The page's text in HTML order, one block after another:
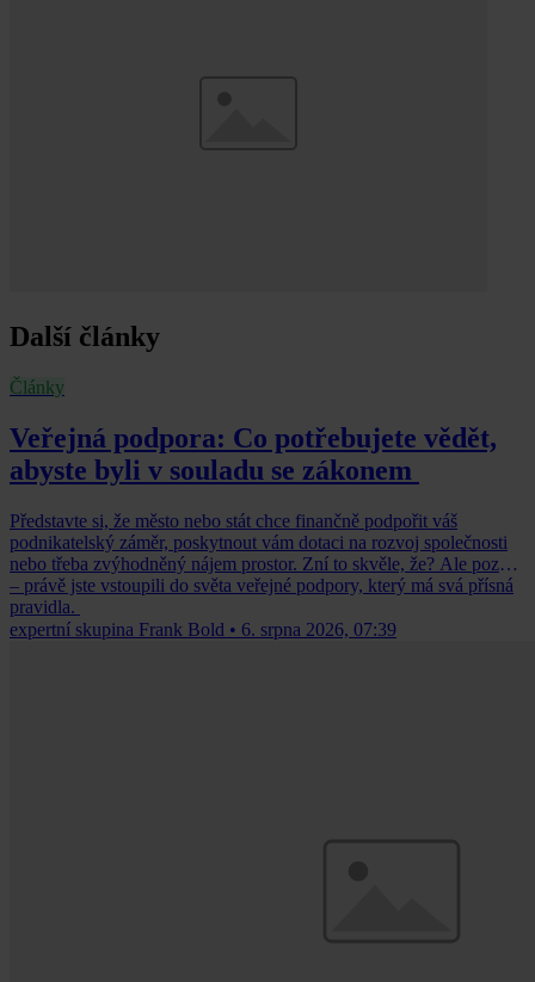
Další články
Články
Veřejná podpora: Co potřebujete vědět,
abyste byli v souladu se zákonem
Představte si, že město nebo stát chce finančně podpořit váš
podnikatelský záměr, poskytnout vám dotaci na rozvoj společnosti
nebo třeba zvýhodněný nájem prostor. Zní to skvěle, že? Ale pozor
– právě jste vstoupili do světa veřejné podpory, který má svá přísná
pravidla.
expertní skupina Frank Bold • 6. srpna 2026, 07:39